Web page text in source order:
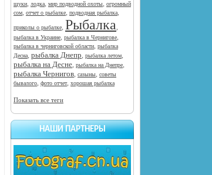
щуки, лодка, мир подводной охоты, огромный
сом, отчет о рыбалке, подводная рыбалка,
приколы о рыбалке, Рыбалка,
рыбалка в Украине, рыбалка в Чернигове,
рыбалка в черниговской области, рыбалка
Десна, рыбалка Днепр, рыбалка летом,
рыбалка на Десне, рыбалка на Днепре,
рыбалка Чернигов, сазыны, советы
бывалого, фото отчет, хорошая рыбалка
Показать все теги
НАШИ ПАРТНЕРЫ